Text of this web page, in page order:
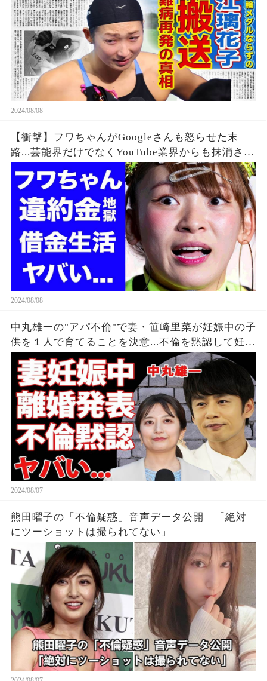
は！？
2024/08/08
【衝撃】フワちゃんがGoogleさんも怒らせた末
路...芸能界だけでなくYouTube業界からも抹消され
た垢BANの真相に驚きを隠せない...違約金や税金
に苦しむ借金地獄に突入...
2024/08/08
中丸雄一の"アパ不倫"で妻・笹崎里菜が妊娠中の子
供を１人で育てることを決意...不倫を黙認して妊娠
を発表しなかった裏側に涙が零れ落ちた...『KAT-
TUN』亀梨和也の怒りの本音がヤバすぎた...
2024/08/07
熊田曜子の「不倫疑惑」音声データ公開 「絶対
にツーショットは撮られてない」